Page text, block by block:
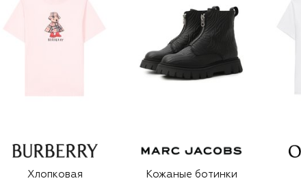
Хлопковая
Кожаные ботинки